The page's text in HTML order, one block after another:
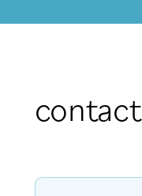
contact